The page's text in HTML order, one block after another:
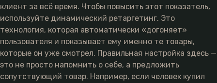
клиент за всё время. Чтобы повысить этот показатель,
используйте динамический ретаргетинг. Это
технология, которая автоматически «догоняет»
пользователя и показывает ему именно те товары,
которые он уже смотрел. Правильная настройка здесь —
это не просто напомнить о себе, а предложить
сопутствующий товар. Например, если человек купил